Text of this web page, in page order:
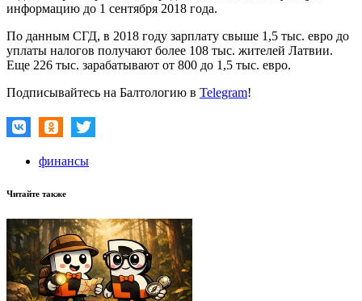
информацию до 1 сентября 2018 года.
По данным СГД, в 2018 году зарплату свыше 1,5 тыс. евро до
уплаты налогов получают более 108 тыс. жителей Латвии.
Еще 226 тыс. зарабатывают от 800 до 1,5 тыс. евро.
Подписывайтесь на Балтологию в Telegram!
финансы
Читайте также